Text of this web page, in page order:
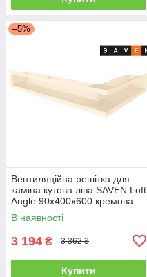
–5%
Вентиляційна решітка для
каміна кутова ліва SAVEN Loft
Angle 90х400х600 кремова
В наявності
3 194 ₴ 3 362 ₴
Купити